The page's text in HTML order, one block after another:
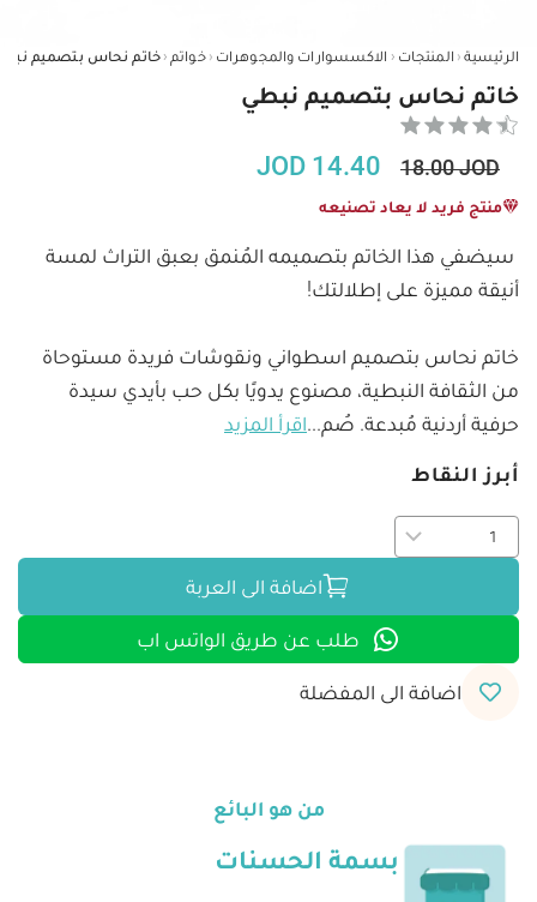
الرئيسية ‹ المنتجات ‹ الاكسسوارات والمجوهرات ‹ خواتم ‹ خاتم نحاس بتصميم
خاتم نحاس بتصميم نبطي
JOD 14.40 18.00 JOD
منتج فريد لا يعاد تصنيعه
سيضفي هذا الخاتم بتصميمه المُنمق بعبق التراث لمسة
خاتم نحاس بتصميم اسطواني ونقوشات فريدة مستوحاة
من الثقافة النبطية، مصنوع يدويًا بكل حب بأيدي سيدة
حرفية أردنية مُبدعة. صُم...اقرأ المزيد
أبرز النقاط
اضافة الى العربة
طلب عن طريق الواتس اب
اضافة الى المفضلة
من هو البائع
بسمة الحسنات